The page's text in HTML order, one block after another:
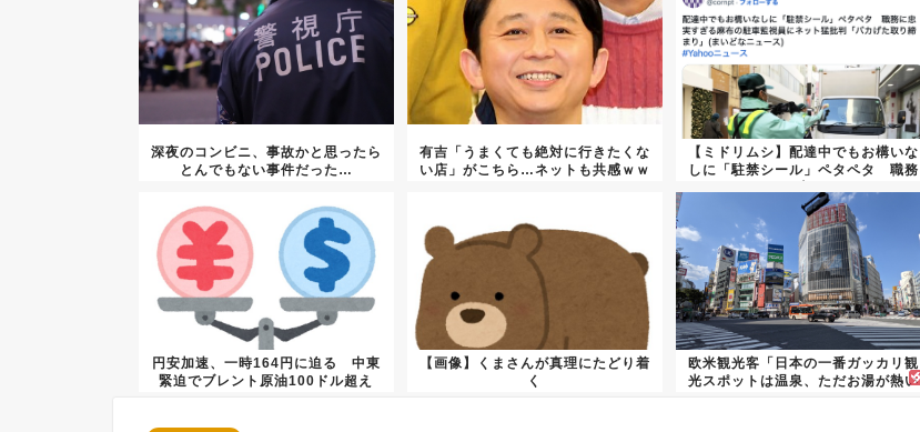
深夜のコンビニ、事故かと思ったら
とんでもない事件だった…
有吉「うまくても絶対に行きたくな
い店」がこちら…ネットも共感ｗｗ
【ミドリムシ】配達中でもお構いな
しに「駐禁シール」ペタペタ 職務
円安加速、一時164円に迫る 中東
緊迫でブレント原油100ドル超え
【画像】くまさんが真理にたどり着
く
欧米観光客「日本の一番ガッカリ観
光スポットは温泉、ただお湯が熱い